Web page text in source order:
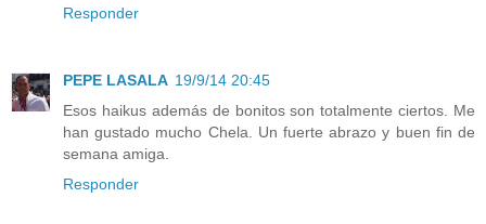
Responder
PEPE LASALA 19/9/14 20:45
Esos haikus además de bonitos son totalmente ciertos. Me
han gustado mucho Chela. Un fuerte abrazo y buen fin de
semana amiga.
Responder